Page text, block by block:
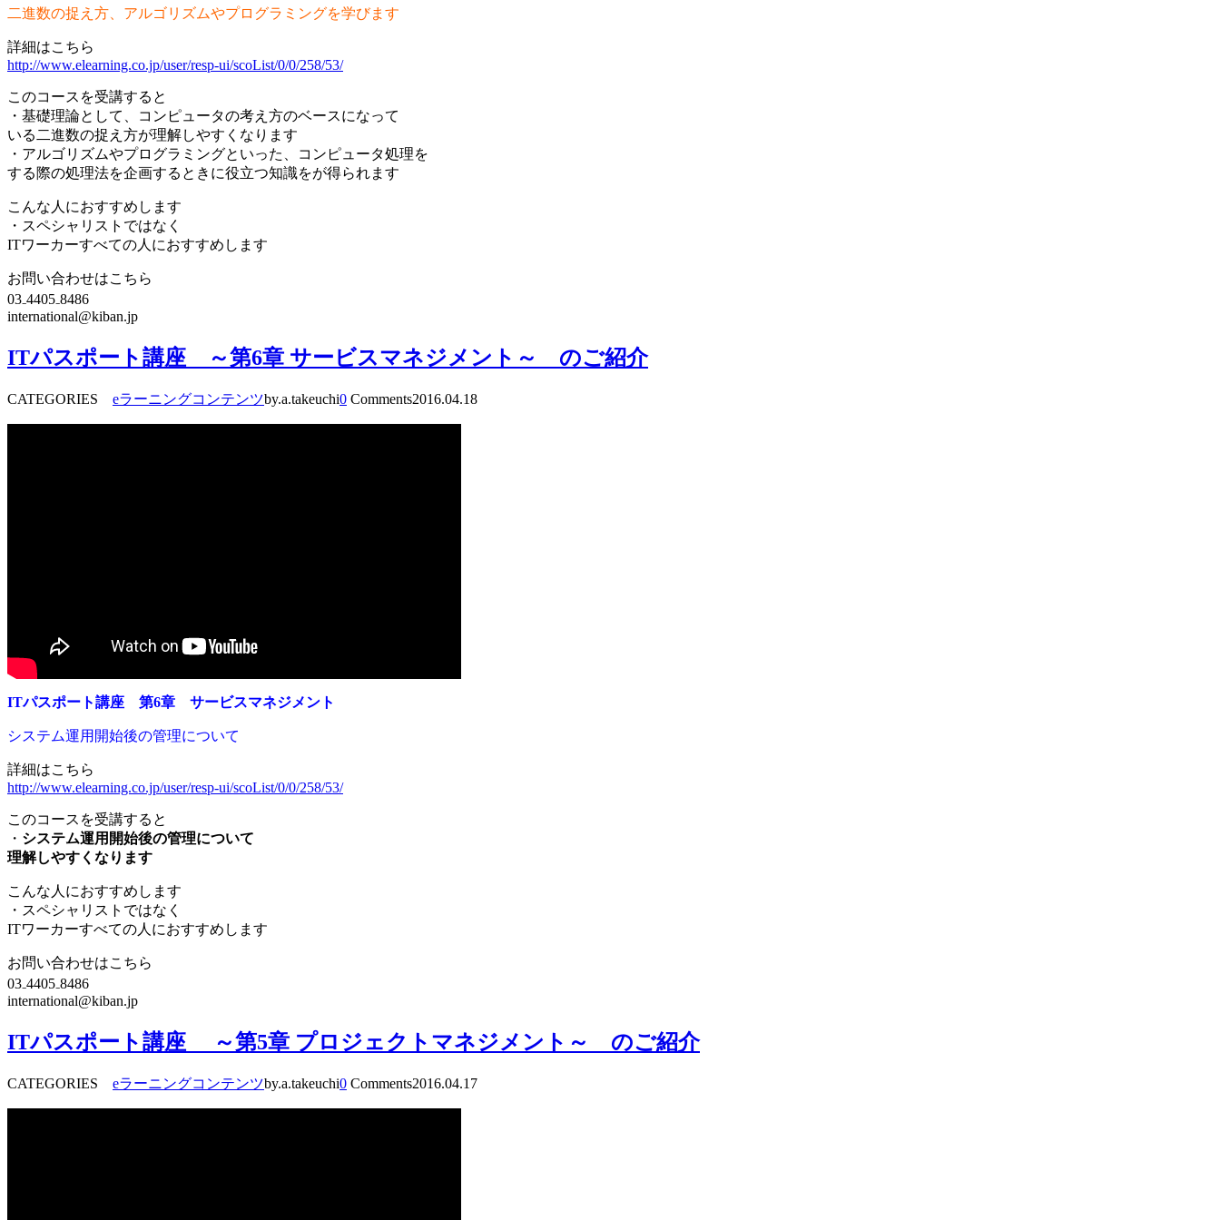
二進数の捉え方、アルゴリズムやプログラミングを学びます
詳細はこちら
http://www.elearning.co.jp/user/resp-ui/scoList/0/0/258/53/
このコースを受講すると
・基礎理論として、コンピュータの考え方のベースになって
いる二進数の捉え方が理解しやすくなります
・アルゴリズムやプログラミングといった、コンピュータ処理を
する際の処理法を企画するときに役立つ知識をが得られます
こんな人におすすめします
・スペシャリストではなく
ITワーカーすべての人におすすめします
お問い合わせはこちら
03₋4405₋8486
international@kiban.jp
ITパスポート講座 ～第6章 サービスマネジメント～ のご紹介
CATEGORIES eラーニングコンテンツby.a.takeuchi0 Comments2016.04.18
ITパスポート講座 第6章 サービスマネジメント
システム運用開始後の管理について
詳細はこちら
http://www.elearning.co.jp/user/resp-ui/scoList/0/0/258/53/
このコースを受講すると
・ システム運用開始後の管理について
理解しやすくなります
こんな人におすすめします
・スペシャリストではなく
ITワーカーすべての人におすすめします
お問い合わせはこちら
03₋4405₋8486
international@kiban.jp
ITパスポート講座 ～第5章 プロジェクトマネジメント～ のご紹介
CATEGORIES eラーニングコンテンツby.a.takeuchi0 Comments2016.04.17